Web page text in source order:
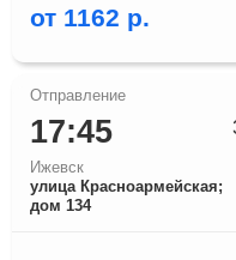
от 1162 р.
17:45
Ижевск
улица Красноармейская;
дом 134